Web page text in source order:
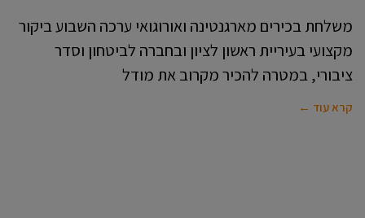
משלחת בכירים מארגנטינה ואורוגואי ערכה השבוע ביקור
מקצועי בעיריית ראשון לציון ובחברה לביטחון וסדר
ציבורי, במטרה להכיר מקרוב את מודל
קרא עוד ←